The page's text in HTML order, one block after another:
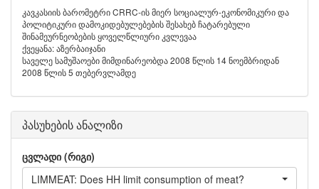
კავკასიის ბარომეტრი CRRC-ის მიერ სოციალურ-ეკონომიკური და
პოლიტიკური დამოკიდებულებების შესახებ ჩატარებული
შინამეურნეობების ყოველწლიური კვლევაა
ქვეყანა: აზერბაიჯანი
საველე სამუშაოები მიმდინარეობდა 2008 წლის 14 ნოემბრიდან
2008 წლის 5 თებერვლამდე
პასუხების ანალიზი
ცვლადი (რიგი)
LIMMEAT: Does HH limit consumption of meat?